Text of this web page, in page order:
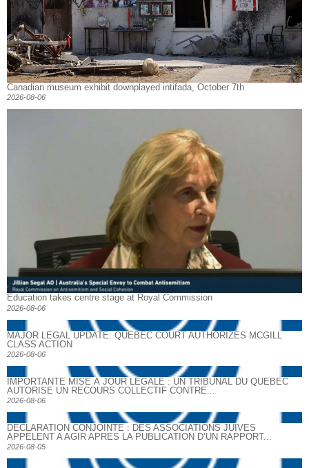
Canadian museum exhibit downplayed intifada, October 7th
2026-08-06
Education takes centre stage at Royal Commission
2026-08-06
MAJOR LEGAL UPDATE: QUEBEC COURT AUTHORIZES MCGILL
CLASS ACTION
2026-08-06
IMPORTANTE MISE À JOUR LÉGALE : UN TRIBUNAL DU QUÉBEC
AUTORISE UN RECOURS COLLECTIF CONTRE...
2026-08-06
DECLARATION CONJOINTE : DES ASSOCIATIONS JUIVES
APPELENT A AGIR APRES LA PUBLICATION D’UN RAPPORT...
2026-08-05